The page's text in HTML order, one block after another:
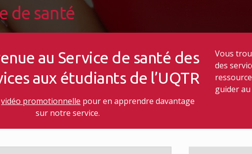
de santé
au Service de santé des
aux étudiants de l’UQTR
vidéo promotionnelle pour en apprendre davantage
sur notre service.
Vous
des
guider